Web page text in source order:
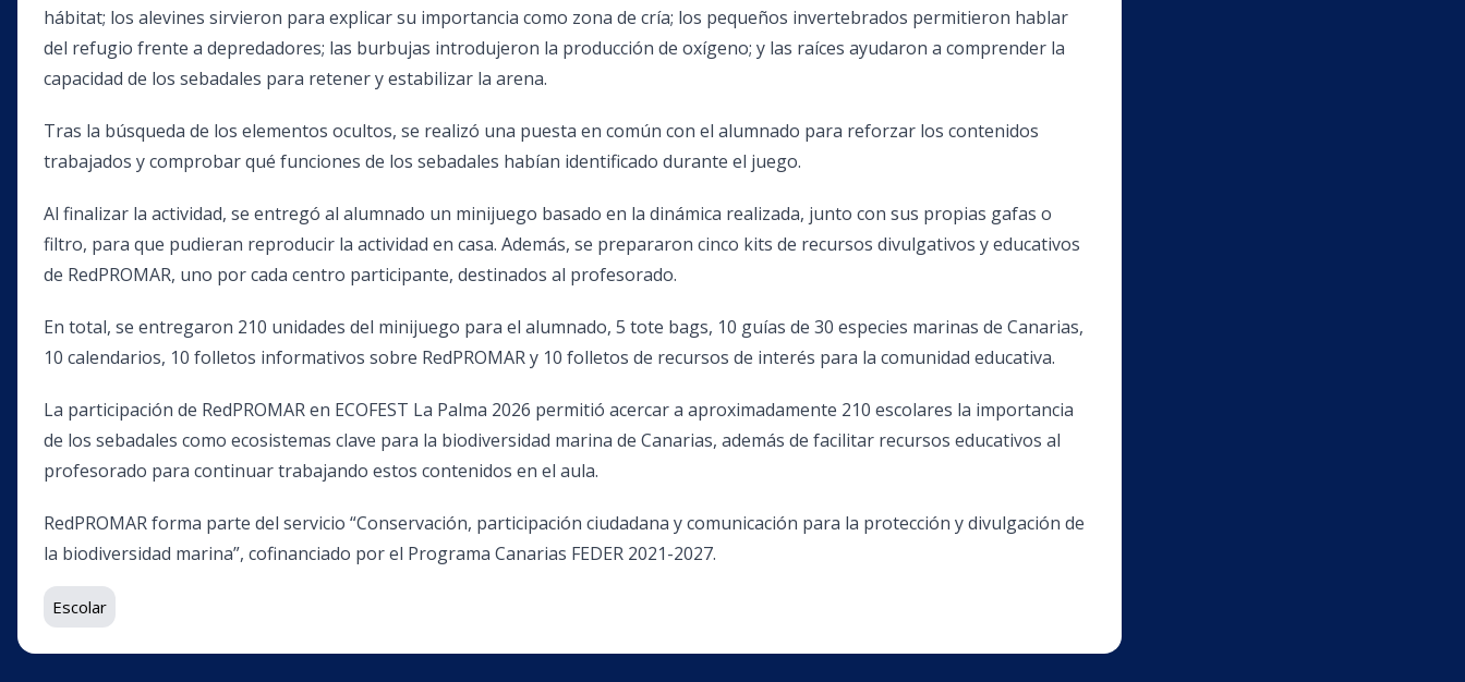
hábitat; los alevines sirvieron para explicar su importancia como zona de cría; los pequeños invertebrados permitieron hablar
del refugio frente a depredadores; las burbujas introdujeron la producción de oxígeno; y las raíces ayudaron a comprender la
capacidad de los sebadales para retener y estabilizar la arena.
Tras la búsqueda de los elementos ocultos, se realizó una puesta en común con el alumnado para reforzar los contenidos
trabajados y comprobar qué funciones de los sebadales habían identificado durante el juego.
Al finalizar la actividad, se entregó al alumnado un minijuego basado en la dinámica realizada, junto con sus propias gafas o
filtro, para que pudieran reproducir la actividad en casa. Además, se prepararon cinco kits de recursos divulgativos y educativos
de RedPROMAR, uno por cada centro participante, destinados al profesorado.
En total, se entregaron 210 unidades del minijuego para el alumnado, 5 tote bags, 10 guías de 30 especies marinas de Canarias,
10 calendarios, 10 folletos informativos sobre RedPROMAR y 10 folletos de recursos de interés para la comunidad educativa.
La participación de RedPROMAR en ECOFEST La Palma 2026 permitió acercar a aproximadamente 210 escolares la importancia
de los sebadales como ecosistemas clave para la biodiversidad marina de Canarias, además de facilitar recursos educativos al
profesorado para continuar trabajando estos contenidos en el aula.
RedPROMAR forma parte del servicio “Conservación, participación ciudadana y comunicación para la protección y divulgación de
la biodiversidad marina”, cofinanciado por el Programa Canarias FEDER 2021-2027.
Escolar